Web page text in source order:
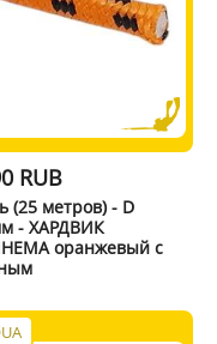
RUB
(25 метров) - D
- ХАРДВИК
оранжевый с